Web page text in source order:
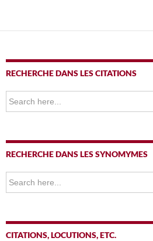
articles
RECHERCHE DANS LES CITATIONS
Search
for:
RECHERCHE DANS LES SYNOMYMES
Search
for:
CITATIONS, LOCUTIONS, ETC.